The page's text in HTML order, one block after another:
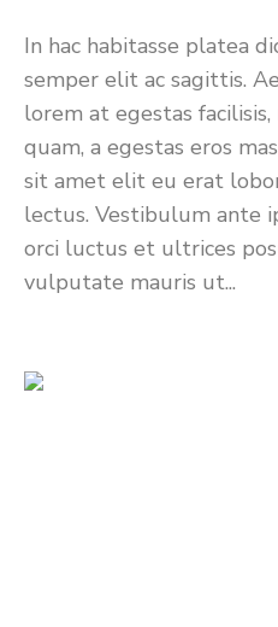
In hac habitasse platea
semper elit ac sagittis.
lorem at egestas
quam, a egestas eros
sit amet elit eu erat
lectus. Vestibulum ante
orci luctus et ultrices
vulputate mauris ut...